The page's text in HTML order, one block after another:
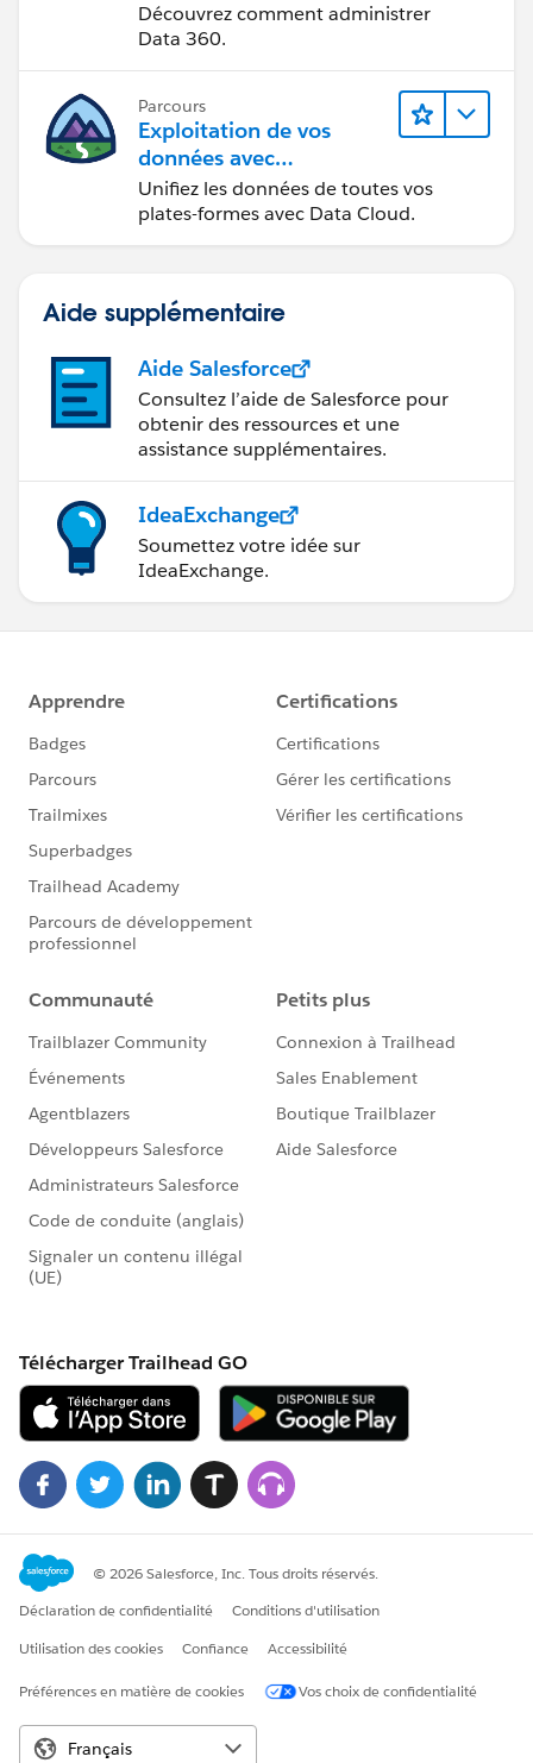
Découvrez comment administrer
Data 360.
Parcours
Exploitation de vos
données avec
Data Cloud
Unifiez les données de toutes vos
plates-formes avec Data Cloud.
Aide supplémentaire
Aide Salesforce
Consultez l’aide de Salesforce pour
obtenir des ressources et une
assistance supplémentaires.
IdeaExchange
Soumettez votre idée sur
IdeaExchange.